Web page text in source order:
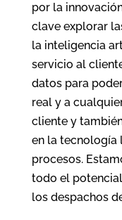
por la
clave explorar
la inteligencia
servicio al
datos para
real y a
cliente y
en la tecnología
procesos.
todo el
los despachos